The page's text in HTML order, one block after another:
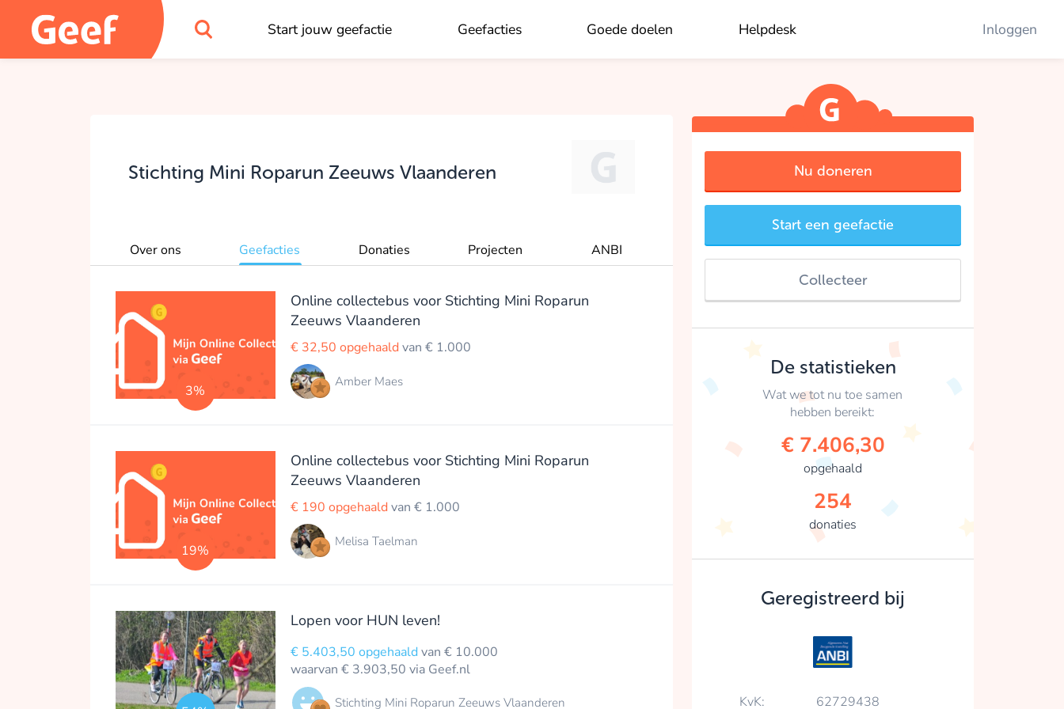
Start jouw geefactie Geefacties Goede doelen Helpdesk Inloggen
Stichting Mini Roparun Zeeuws Vlaanderen
Over ons Geefacties Donaties Projecten ANBI
3%
Online collectebus voor Stichting Mini Roparun
Zeeuws Vlaanderen
€ 32,50 opgehaaldvan € 1.000
Amber Maes
19%
Online collectebus voor Stichting Mini Roparun
Zeeuws Vlaanderen
€ 190 opgehaaldvan € 1.000
Melisa Taelman
Lopen voor HUN leven!
€ 5.403,50 opgehaaldvan € 10.000
waarvan € 3.903,50 via Geef.nl
Stichting Mini Roparun Zeeuws Vlaanderen
Nu doneren
Start een geefactie
Collecteer
De statistieken
Wat we tot nu toe samen
hebben bereikt:
€ 7.406,30
opgehaald
254
donaties
Geregistreerd bij
KvK: 62729438